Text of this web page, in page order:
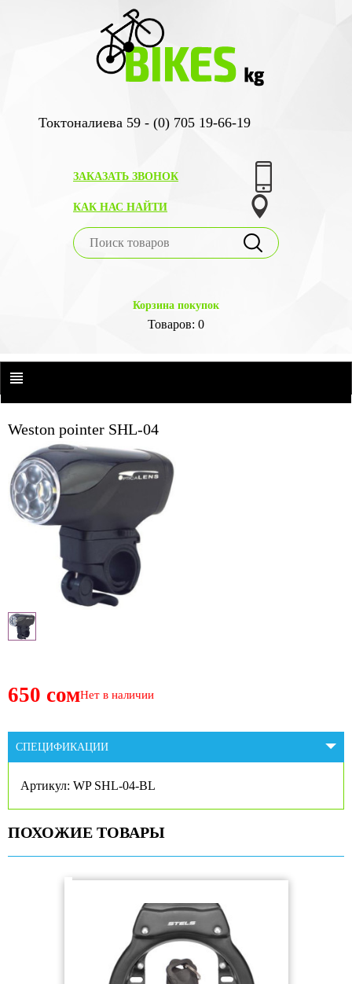
Токтоналиева 59 - (0) 705 19-66-19
ЗАКАЗАТЬ ЗВОНОК
КАК НАС НАЙТИ
Корзина покупок
Товаров: 0
Weston pointer SHL-04
650 сомНет в наличии
СПЕЦИФИКАЦИИ
Артикул: WP SHL-04-BL
ПОХОЖИЕ ТОВАРЫ